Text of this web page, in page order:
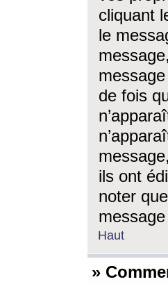
cliquant
le
de fois
ils ont
noter
Haut
»